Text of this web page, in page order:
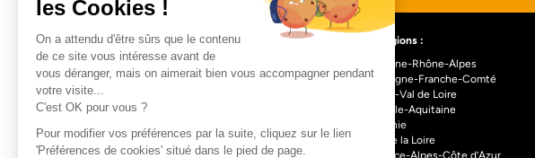
L’aventure à portée de clic !
Les régions :
Auvergne-Rhône-Alpes
Bourgogne-Franche-Comté
Centre-Val de Loire
Nouvelle-Aquitaine
Occitanie
Pays de la Loire
Provence-Alpes-Côte d’Azur